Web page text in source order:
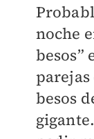
noche
besos”
besos